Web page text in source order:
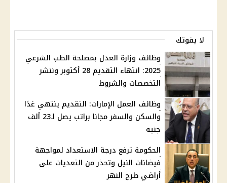
لا يفوتك
وظائف وزارة العدل بمصلحة الطب الشرعي
2025: انتهاء التقديم 28 أكتوبر وننشر
التخصصات والشروط
وظائف العمل الإمارات: التقديم ينتهي غدًا
والسكن والسفر مجانا براتب يصل لـ23 ألف
جنيه
الحكومة ترفع درجة الاستعداد لمواجهة
فيضانات النيل وتحذر من التعديات على
أراضي طرح النهر